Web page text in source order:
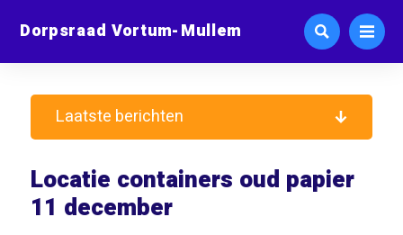
Dorpsraad Vortum-Mullem
Locatie containers oud papier
11 december
Laatste berichten